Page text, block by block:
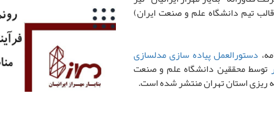
تیم دانشگاه علم و صنعت ایران)
دستورالعمل پیاده سازی مدلسازی
توسط محققین دانشگاه علم و صنعت
ریزی استان تهران منتشر شده است.